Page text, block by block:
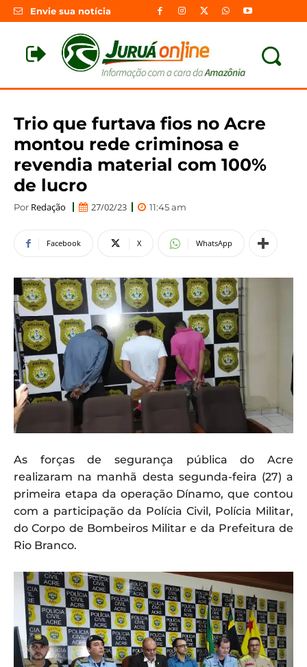
Envie sua notícia
Trio que furtava fios no Acre
montou rede criminosa e
revendia material com 100%
de lucro
Por Redação 27/02/23 11:45 am
Facebook X WhatsApp
As forças de segurança pública do Acre
realizaram na manhã desta segunda-feira (27) a
primeira etapa da operação Dínamo, que contou
com a participação da Polícia Civil, Polícia Militar,
do Corpo de Bombeiros Militar e da Prefeitura de
Rio Branco.